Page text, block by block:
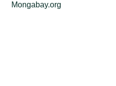
Mongabay.org